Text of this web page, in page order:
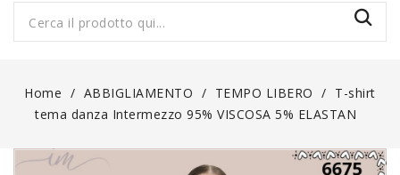
Home ABBIGLIAMENTO TEMPO LIBERO
T-shirt
tema danza Intermezzo 95% VISCOSA 5% ELASTAN
NON DISPONIBILE